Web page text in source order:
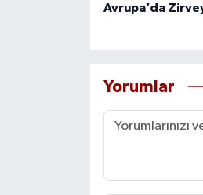
Avrupa’da
Yorumlar